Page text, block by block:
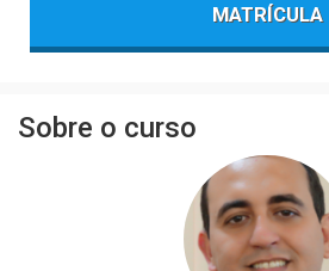
MATRÍCULA
Sobre o curso